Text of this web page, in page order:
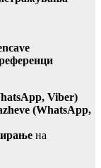
Viber)
(WhatsApp,
на